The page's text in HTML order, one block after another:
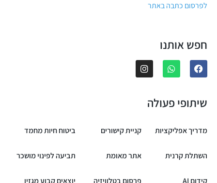
לפרסום כתבה באתר
חפש אותנו
שיתופי פעולה
מדריך אפליקציות קניית קישורים ביטוח חיות מחמד
השתלת קרנית אתר מאומת תביעה לפינוי מושכר
קידום AI פרסום בטלוויזיה יוצאים קבוע מגזין